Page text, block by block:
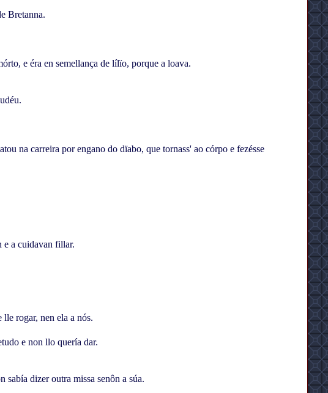
Bretanna.
e éra en semellança de lílïo, porque a loava.
na carreira por engano do dïabo, que tornass' ao córpo e fezésse
e a cuidavan fillar.
rogar, nen ela a nós.
e non llo quería dar.
sabía dizer outra missa senôn a súa.